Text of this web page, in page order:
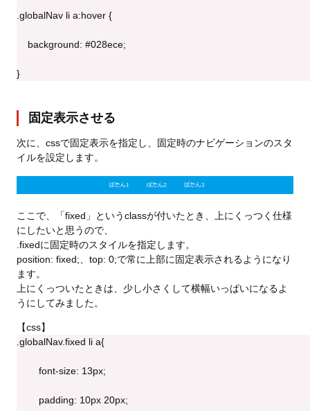
.globalNav li a:hover {
    background: #028ece;
}
固定表示させる
次に、cssで固定表示を指定し、固定時のナビゲーションのスタ
イルを設定します。
ここで、「fixed」というclassが付いたとき、上にくっつく仕様
にしたいと思うので、
.fixedに固定時のスタイルを指定します。
position: fixed;、top: 0;で常に上部に固定表示されるようになり
ます。
上にくっついたときは、少し小さくして横幅いっぱいになるよ
うにしてみました。
【css】
.globalNav.fixed li a{
	font-size: 13px;
	padding: 10px 20px;